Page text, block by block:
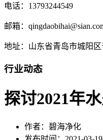
电话：13793244549
邮箱：
地址：山东省青岛市城阳区
行业动态
探讨2021年
作者：碧海净化